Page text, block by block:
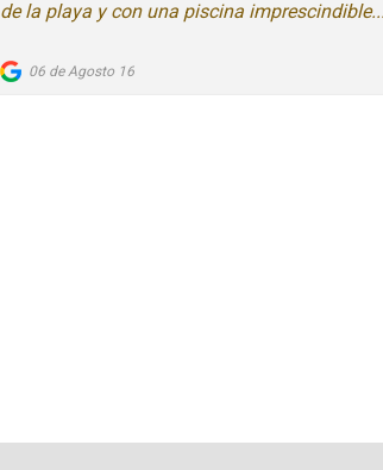
de la playa y con una piscina imprescindible...
06 de Agosto 16